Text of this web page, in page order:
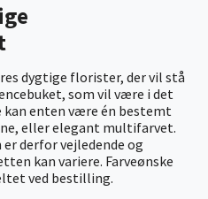
dygtige florister, der vil stå
som vil være i det
enten være én bestemt
eller elegant multifarvet.
derfor vejledende og
kan variere. Farveønske
ved bestilling.